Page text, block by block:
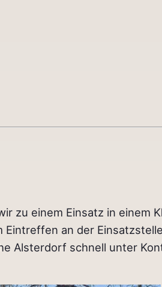
zu einem Einsatz in einem
an der
Alsterdorf schnell unter